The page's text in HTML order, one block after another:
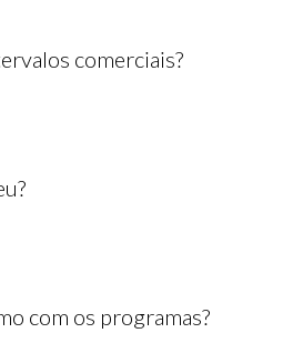
comerciais?
com os programas?